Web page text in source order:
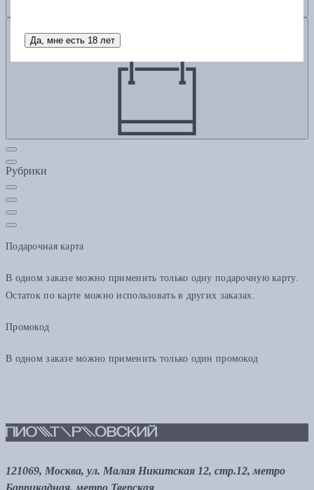
Рубрики
Подарочная карта
В одном заказе можно применить только одну подарочную карту.
Остаток по карте можно использовать в других заказах.
Промокод
В одном заказе можно применить только один промокод
121069, Москва, ул. Малая Никитская 12, стр.12, метро
Баррикадная, метро Тверская
Да, мне есть 18 лет